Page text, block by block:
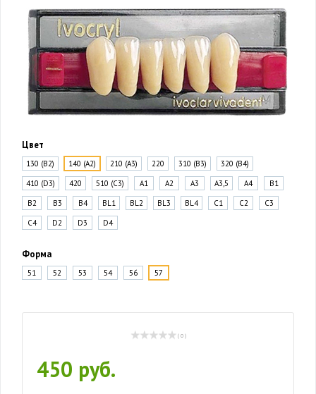
Цвет
130 (B2) 140 (A2) 210 (A3) 220 310 (B3)
320 (B4)
410 (D3)
420 510 (C3) A1 A2 A3 A3,5 A4
B1
B2
B3 B4 BL1 BL2 BL3 BL4 C1 C2
C3
C4
D2 D3 D4
Форма
51 52 53 54 56 57
( 0 )
450 руб.